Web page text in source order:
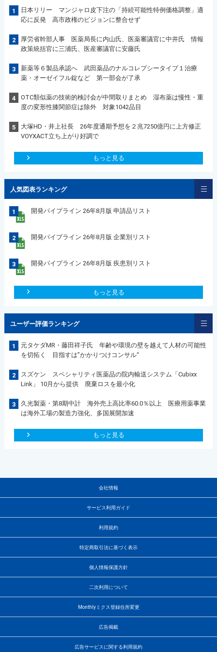
1
日本リリー マンジャロ皮下注の「持続可能性特例価格調整」適
応に反発 高市政権のビジョンに整合せず
2
厚労省幹部人事 医薬局長に内山氏、医薬審議官に中井氏 情報
政策統括官に三浦氏、医産審議官に安藤氏
3
新薬等６製品承認へ 武田薬品のナルコレプシータイプ１治療
薬・オーゼイフル錠など 第一部会が了承
4
OTC類似薬の技術的検討会が中間取りまとめ 湿布薬は慢性・重
度の変形性膝関節症は除外 対象1042品目
5
大塚HD・井上社長 26年度通期予想を２兆7250億円に上方修正
VOYXACT立ち上がり好調で
もっと見る
人気図表ランキング
1 開発パイプライン 26年8月版 申請品リスト
2 開発パイプライン 26年8月版 企業別リスト
3 開発パイプライン 26年8月版 疾患別リスト
もっと見る
ユーザー評価ランキング
1
元タケダMR・藤田祥子氏 年齢や環境の壁を越えて人材の可能性
を切拓く 目指すは”かかりつけコンサル“
2
スズケン スペシャリティ医薬品の院内輸送システム「Cubixx
Link」 10月から提供 廃棄ロスを最小化
3
久光製薬・第8期中計 海外売上高比率60.0％以上 医療用薬事業
は海外工場の製造力強化、多国展開加速
もっと見る
会社情報
サービス利用ガイド
利用規約
特定商取引法に基づく表示
個人情報保護方針
二次利用について
Monthlyミクス登録住所変更
広告掲載
広告サービスに関する利用規約